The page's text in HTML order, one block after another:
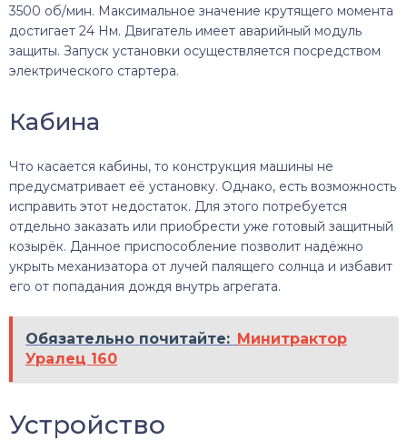
3500 об/мин. Максимальное значение крутящего момента
достигает 24 Нм. Двигатель имеет аварийный модуль
защиты. Запуск установки осуществляется посредством
электрического стартера.
Кабина
Что касается кабины, то конструкция машины не
предусматривает её установку. Однако, есть возможность
исправить этот недостаток. Для этого потребуется
отдельно заказать или приобрести уже готовый защитный
козырёк. Данное приспособление позволит надёжно
укрыть механизатора от лучей палящего солнца и избавит
его от попадания дождя внутрь агрегата.
Обязательно почитайте: Минитрактор
Уралец 160
Устройство